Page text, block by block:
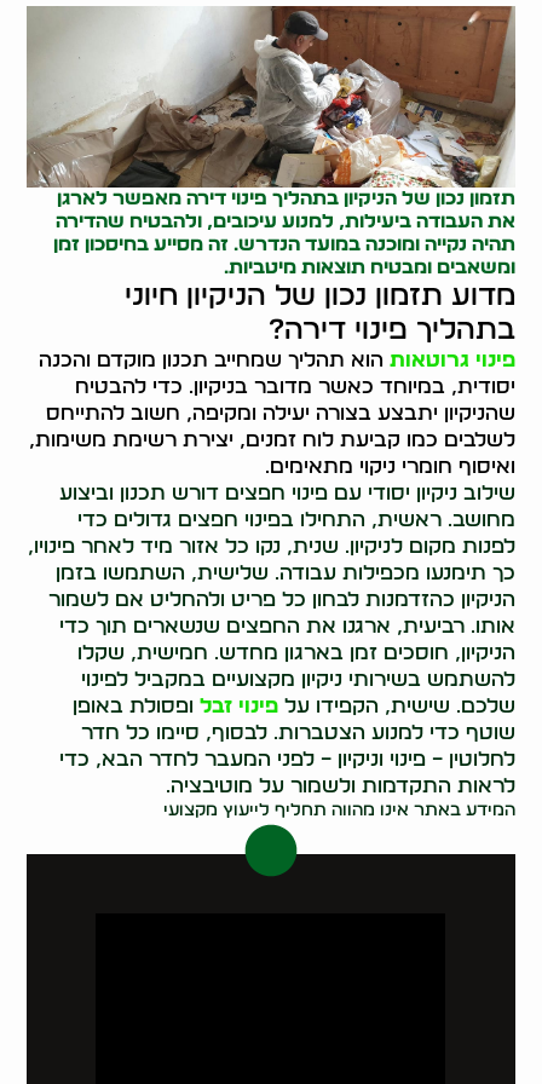
תזמון נכון של הניקיון בתהליך פינוי דירה מאפשר לארגן
את העבודה ביעילות, למנוע עיכובים, ולהבטיח שהדירה
תהיה נקייה ומוכנה במועד הנדרש. זה מסייע בחיסכון זמן
ומשאבים ומבטיח תוצאות מיטביות.
מדוע תזמון נכון של הניקיון חיוני
בתהליך פינוי דירה?
פינוי גרוטאות הוא תהליך שמחייב תכנון מוקדם והכנה
יסודית, במיוחד כאשר מדובר בניקיון. כדי להבטיח
שהניקיון יתבצע בצורה יעילה ומקיפה, חשוב להתייחס
לשלבים כמו קביעת לוח זמנים, יצירת רשימת משימות,
ואיסוף חומרי ניקוי מתאימים.
שילוב ניקיון יסודי עם פינוי חפצים דורש תכנון וביצוע
מחושב. ראשית, התחילו בפינוי חפצים גדולים כדי
לפנות מקום לניקיון. שנית, נקו כל אזור מיד לאחר פינויו,
כך תימנעו מכפילות עבודה. שלישית, השתמשו בזמן
הניקיון כהזדמנות לבחון כל פריט ולהחליט אם לשמור
אותו. רביעית, ארגנו את החפצים שנשארים תוך כדי
הניקיון, חוסכים זמן בארגון מחדש. חמישית, שקלו
להשתמש בשירותי ניקיון מקצועיים במקביל לפינוי
שלכם. שישית, הקפידו עלפינוי זבל ופסולת באופן
שוטף כדי למנוע הצטברות. לבסוף, סיימו כל חדר
לחלוטין – פינוי וניקיון – לפני המעבר לחדר הבא, כדי
לראות התקדמות ולשמור על מוטיבציה.
המידע באתר אינו מהווה תחליף לייעוץ מקצועי